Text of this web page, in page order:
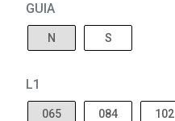
GUIA
N S
L1
065 084 102